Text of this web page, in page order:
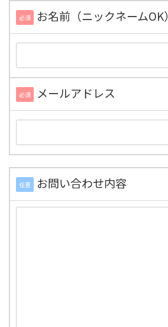
必須 お名前（ニックネームOK）
必須 メールアドレス
任意 お問い合わせ内容